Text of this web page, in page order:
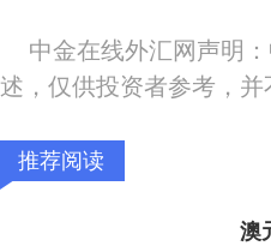
中金在线外汇网声明
述，仅供投资者参考，
推荐阅读
澳